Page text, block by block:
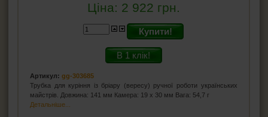
Ціна: 2 922 грн.
Купити!
В 1 клік!
Артикул: gg-303685
Трубка для куріння із бріару (вересу) ручної роботи українських
майстрів. Довжина: 141 мм Камера: 19 х 30 мм Вага: 54,7 г
Детальніше...